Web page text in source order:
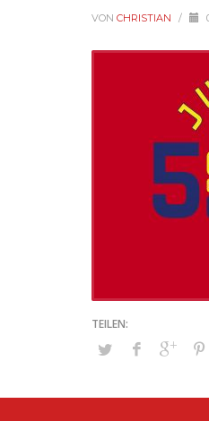
VON CHRISTIAN /